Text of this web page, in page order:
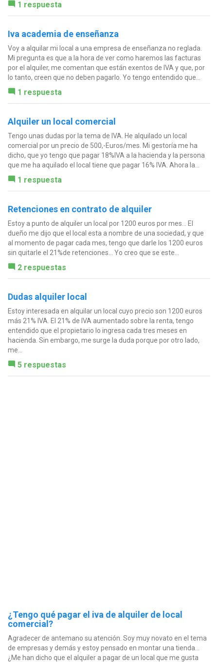
1 respuesta
Iva academia de enseñanza
Voy a alquilar mi local a una empresa de enseñanza no reglada.
Mi pregunta es que a la hora de ver como haremos las facturas
por el alquiler, me comentan que están exentos de IVA y que, por
lo tanto, creen que no deben pagarlo. Yo tengo entendido que...
1 respuesta
Alquiler un local comercial
Tengo unas dudas por la tema de IVA. He alquilado un local
comercial por un precio de 500,-Euros/mes. Mi gestoría me ha
dicho, que yo tengo que pagar 18%IVA a la hacienda y la persona
que me ha aquilado el local tiene que pagar 16% IVA. Ahora la...
1 respuesta
Retenciones en contrato de alquiler
Estoy a punto de alquiler un local por 1200 euros por mes... El
dueño me dijo que el local esta a nombre de una sociedad, y que
al momento de pagar cada mes, tengo que darle los 1200 euros
sin quitarle el 21%de retenciones... Yo creo que se este...
2 respuestas
Dudas alquiler local
Estoy interesada en alquilar un local cuyo precio son 1200 euros
más 21% IVA. El 21% de IVA aumentado sobre la renta, tengo
entendido que el propietario lo ingresa cada tres meses en
hacienda. Sin embargo, me surge la duda porque por otro lado,
me...
5 respuestas
¿Tengo qué pagar el iva de alquiler de local
comercial?
Agradecer de antemano su atención. Soy muy novato en el tema
de empresas y demás y estoy pensado en montar una tienda...
¿Me han dicho que el alquiler a pagar de un local que me gusta